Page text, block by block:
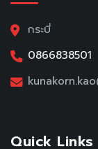
กระบี่
0866838501
Quick Links